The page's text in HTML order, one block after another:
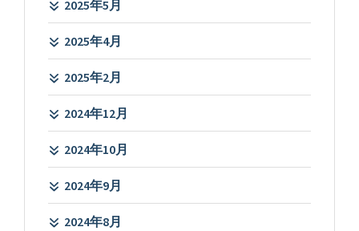
2025年5月
2025年4月
2025年2月
2024年12月
2024年10月
2024年9月
2024年8月